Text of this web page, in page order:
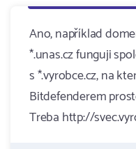
Ano, například
*.unas.cz funguji
s *.vyrobce.cz, na
Bitdefenderem
Treba http://